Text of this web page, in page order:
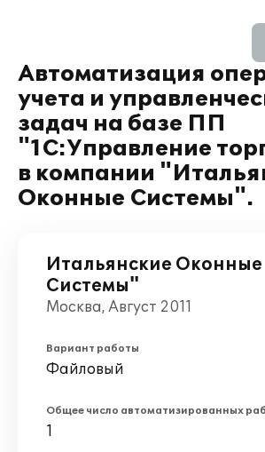
Автоматизация
учета и
задач на базе ПП
"1С:Управление
в компании
Оконные Системы".
Итальянские Оконные
Системы"
Москва, Август 2011
Вариант работы
Файловый
Общее число автоматизированных
1